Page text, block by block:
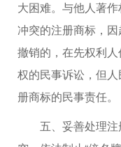
大困难。与他人著
冲突的注册商标，
撤销的，在先权利
权的民事诉讼，但
册商标的民事责任。
五、妥善处理注